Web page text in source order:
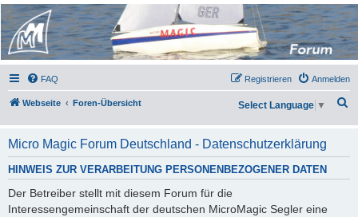
Micro Magic Forum
Deutschland
FAQ Anmelden
Registrieren
Webseite Foren-Übersicht
h
e
Select Language ▼
Micro Magic Forum Deutschland - Datenschutzerklärung
HINWEIS ZUR VERARBEITUNG PERSONENBEZOGENER DATEN
Der Betreiber stellt mit diesem Forum für die
Interessengemeinschaft der deutschen MicroMagic Segler eine